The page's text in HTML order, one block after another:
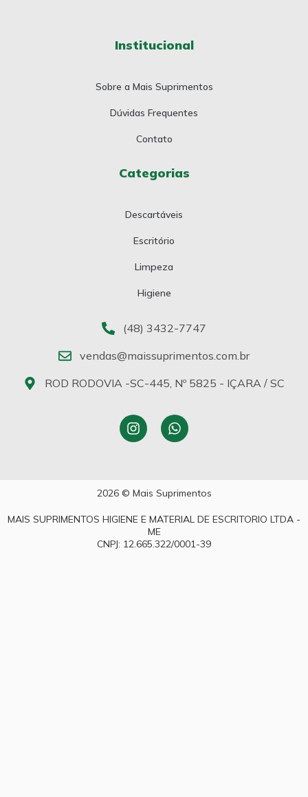
Institucional
Sobre a Mais Suprimentos
Dúvidas Frequentes
Contato
Categorias
Descartáveis
Escritório
Limpeza
Higiene
(48) 3432-7747
vendas@maissuprimentos.com.br
ROD RODOVIA -SC-445, Nº 5825 - IÇARA / SC
2026 © Mais Suprimentos
MAIS SUPRIMENTOS HIGIENE E MATERIAL DE ESCRITORIO LTDA -
ME
CNPJ: 12.665.322/0001-39